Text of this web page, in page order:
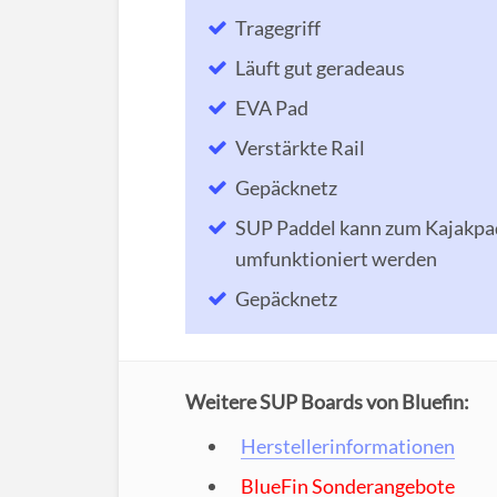
Tragegriff
Läuft gut geradeaus
EVA Pad
Verstärkte Rail
Gepäcknetz
SUP Paddel kann zum
umfunktioniert werden
Gepäcknetz
Weitere SUP Boards von Bluefin:
Herstellerinformationen
BlueFin Sonderangebote